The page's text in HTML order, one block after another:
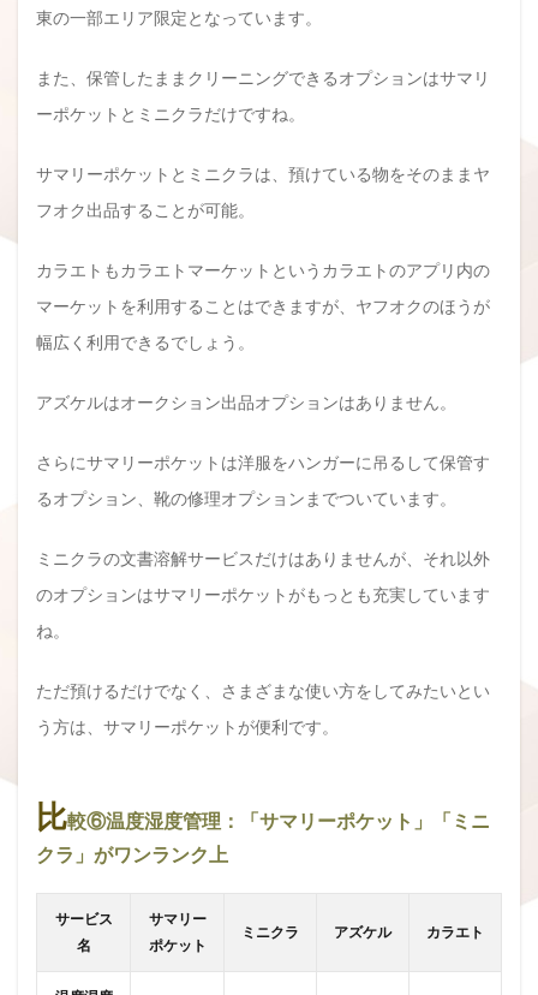
東の一部エリア限定となっています。
また、保管したままクリーニングできるオプションはサマリ
ーポケットとミニクラだけですね。
サマリーポケットとミニクラは、預けている物をそのままヤ
フオク出品することが可能。
カラエトもカラエトマーケットというカラエトのアプリ内の
マーケットを利用することはできますが、ヤフオクのほうが
幅広く利用できるでしょう。
アズケルはオークション出品オプションはありません。
さらにサマリーポケットは洋服をハンガーに吊るして保管す
るオプション、靴の修理オプションまでついています。
ミニクラの文書溶解サービスだけはありませんが、それ以外
のオプションはサマリーポケットがもっとも充実しています
ね。
ただ預けるだけでなく、さまざまな使い方をしてみたいとい
う方は、サマリーポケットが便利です。
比較⑥温度湿度管理：「サマリーポケット」「ミニ
クラ」がワンランク上
サービス
名
サマリー
ポケット
ミニクラ アズケル カラエト